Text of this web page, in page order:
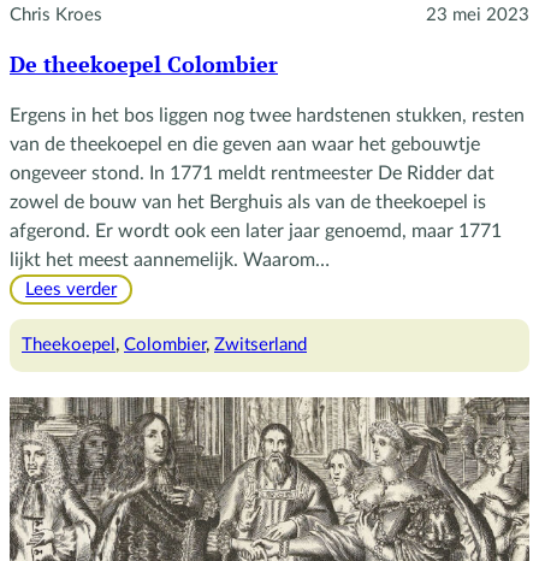
Chris Kroes 23 mei 2023
De theekoepel Colombier
Ergens in het bos liggen nog twee hardstenen stukken, resten
van de theekoepel en die geven aan waar het gebouwtje
ongeveer stond. In 1771 meldt rentmeester De Ridder dat
zowel de bouw van het Berghuis als van de theekoepel is
afgerond. Er wordt ook een later jaar genoemd, maar 1771
lijkt het meest aannemelijk. Waarom…
Lees verder:
theekoepel
Theekoepel , Colombier, Zwitserland